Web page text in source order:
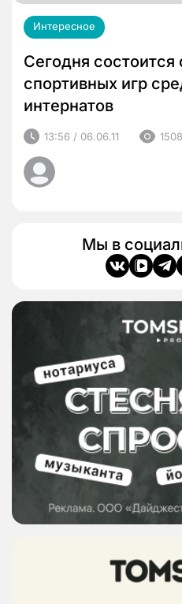
Интересное
Сегодня состоится
спортивных игр
интернатов
13:56 / 06.06.11 1508
Мы в